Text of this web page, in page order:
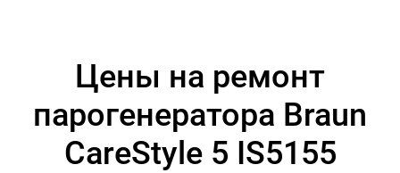
Цены на ремонт
парогенератора Braun
CareStyle 5 IS5155